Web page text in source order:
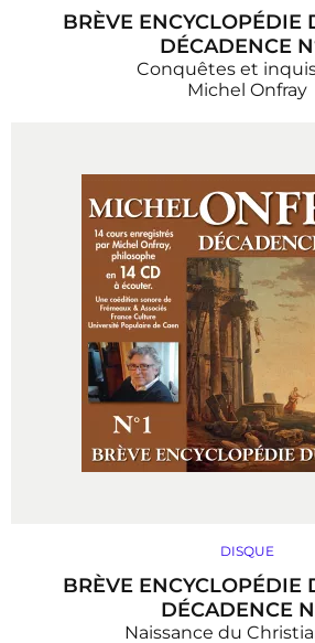
BRÈVE ENCYCLOPÉDIE
DÉCADENCE
Conquêtes et
Michel Onfray
DISQUE
BRÈVE ENCYCLOPÉDIE
DÉCADENCE
Naissance du